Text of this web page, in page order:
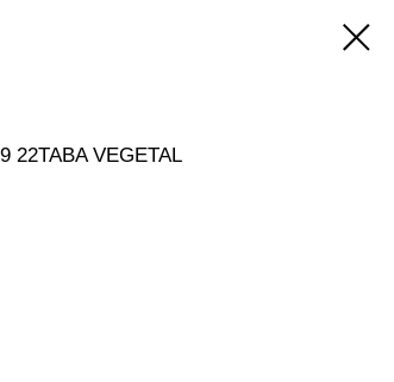
22TABA VEGETAL